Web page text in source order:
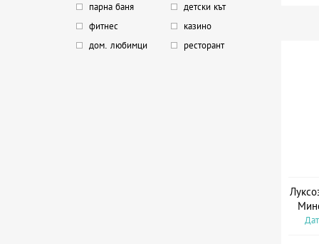
парна баня
детски кът
фитнес
казино
дом. любимци
ресторант